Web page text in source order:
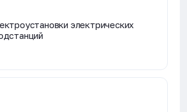
электрических